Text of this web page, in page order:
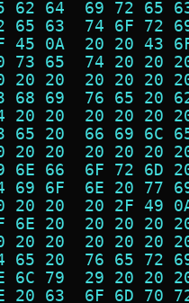
62 64  69 72 65
65 63  74 6F 72
45 0A  20 20 43
73 65  74 20 20
20 20  20 20 20
68 69  76 65 20
20 20  20 20 20
65 20  66 69 6C
20 20  20 20 20
6E 66  6F 72 6D
69 6F  6E 20 77
20 20  20 2F 49
6E 20  20 20 20
20 20  20 20 20
65 20  76 65 72
6C 79  29 20 20
20 63  6F 6D 70